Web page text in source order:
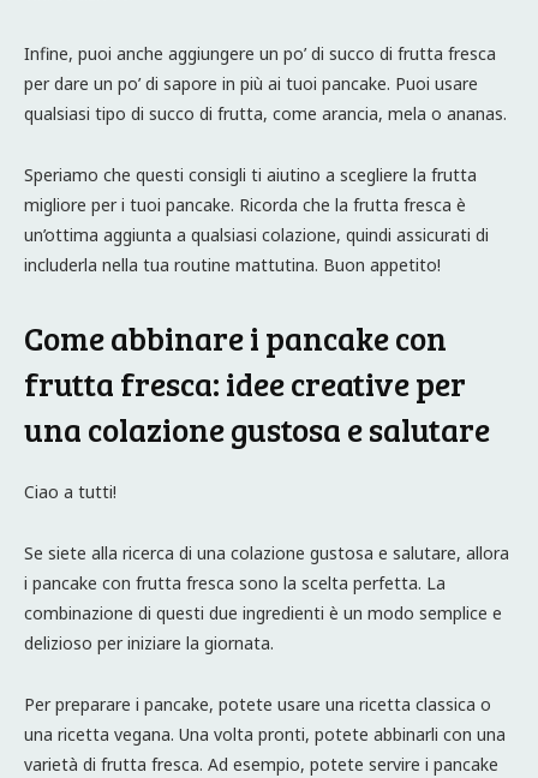
Infine, puoi anche aggiungere un po’ di succo di frutta fresca
per dare un po’ di sapore in più ai tuoi pancake. Puoi usare
qualsiasi tipo di succo di frutta, come arancia, mela o ananas.
Speriamo che questi consigli ti aiutino a scegliere la frutta
migliore per i tuoi pancake. Ricorda che la frutta fresca è
un’ottima aggiunta a qualsiasi colazione, quindi assicurati di
includerla nella tua routine mattutina. Buon appetito!
Come abbinare i pancake con
frutta fresca: idee creative per
una colazione gustosa e salutare
Ciao a tutti!
Se siete alla ricerca di una colazione gustosa e salutare, allora
i pancake con frutta fresca sono la scelta perfetta. La
combinazione di questi due ingredienti è un modo semplice e
delizioso per iniziare la giornata.
Per preparare i pancake, potete usare una ricetta classica o
una ricetta vegana. Una volta pronti, potete abbinarli con una
varietà di frutta fresca. Ad esempio, potete servire i pancake